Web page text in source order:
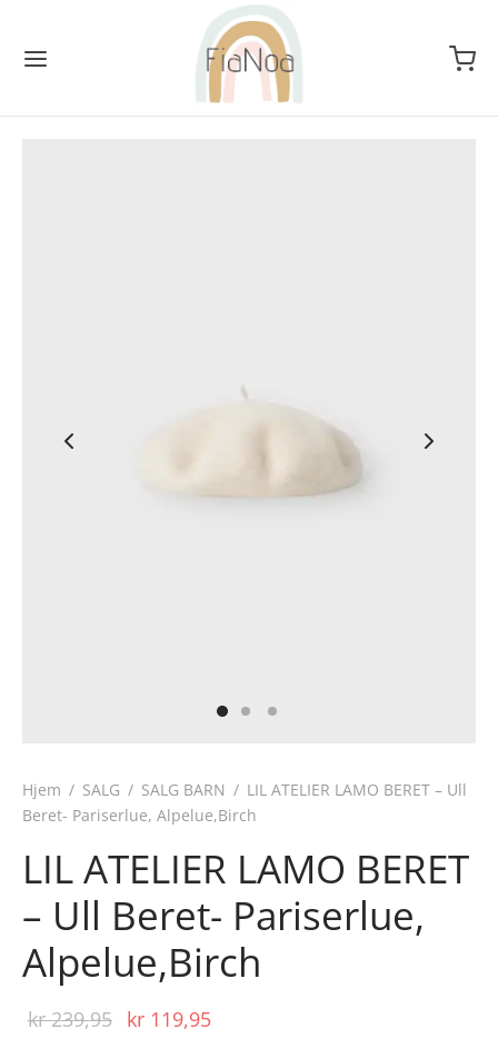
Hjem / SALG / SALG BARN / LIL ATELIER LAMO BERET – Ull
Beret- Pariserlue, Alpelue,Birch
LIL ATELIER LAMO BERET
– Ull Beret- Pariserlue,
Alpelue,Birch
kr239,95 Opprinnelig
kr 119,95